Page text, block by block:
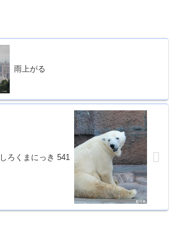
雨上がる
しろくまにっき 541